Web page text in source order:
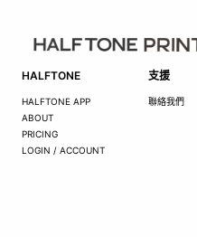
HALFTONE
HALFTONE APP
ABOUT
PRICING
LOGIN / ACCOUNT
支援
聯絡我們